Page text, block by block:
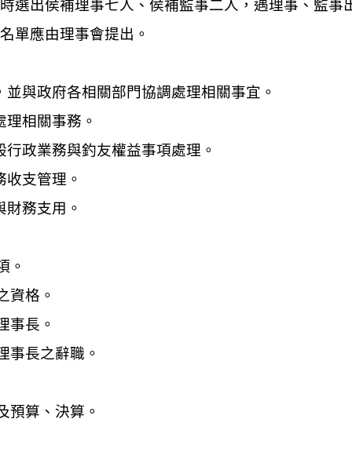
選出侯補理事七人、侯補監事二人，遇理事、監事
單應由理事會提出。
與政府各相關部門協調處理相關事宜。
相關事務。
政業務與釣友權益事項處理。
支管理。
務支用。
。
資格。
事長。
事長之辭職。
預算、決算。